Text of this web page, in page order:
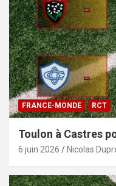
FRANCE-MONDE RCT
Toulon à Castres
6 juin 2026 Nicolas